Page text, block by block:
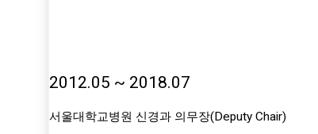
2012.05 ~ 2018.07
서울대학교병원 신경과 의무장(Deputy Chair)